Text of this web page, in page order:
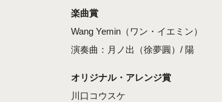
楽曲賞
Wang Yemin（ワン・イエミン）
演奏曲：月ノ出（徐夢圓）/ 陽
オリジナル・アレンジ賞
川口コウスケ